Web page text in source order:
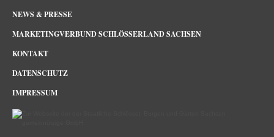
NEWS & PRESSE
MARKETINGVERBUND SCHLÖSSERLAND SACHSEN
KONTAKT
DATENSCHUTZ
IMPRESSUM